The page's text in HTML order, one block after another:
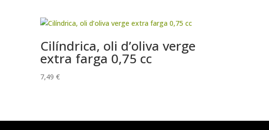
Cilíndrica, oli d’oliva verge
extra farga 0,75 cc
7,49€